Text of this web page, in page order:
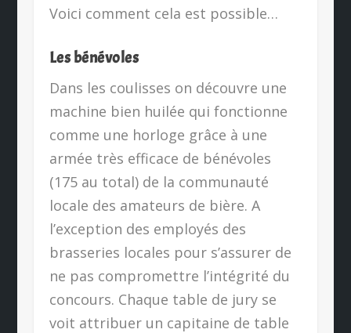
Voici comment cela est possible…
Les bénévoles
Dans les coulisses on découvre une
machine bien huilée qui fonctionne
comme une horloge grâce à une
armée très efficace de bénévoles
(175 au total) de la communauté
locale des amateurs de bière. A
l’exception des employés des
brasseries locales pour s’assurer de
ne pas compromettre l’intégrité du
concours. Chaque table de jury se
voit attribuer un capitaine de table